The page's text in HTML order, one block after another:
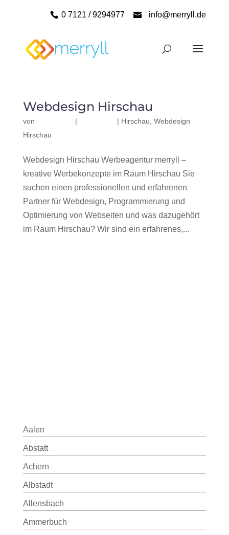
0 7121 / 9294977 info@merryll.de
Webdesign Hirschau
von | | Hirschau Webdesign
Hirschau
Webdesign Hirschau Werbeagentur merryll –
kreative Werbekonzepte im Raum Hirschau Sie
suchen einen professionellen und erfahrenen
Partner für Webdesign, Programmierung und
Optimierung von Webseiten und was dazugehört
im Raum Hirschau? Wir sind ein erfahrenes,...
Aalen
Abstatt
Achern
Albstadt
Allensbach
Ammerbuch